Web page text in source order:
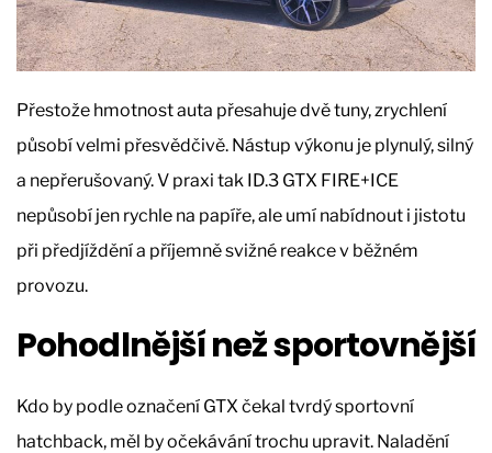
Přestože hmotnost auta přesahuje dvě tuny, zrychlení
působí velmi přesvědčivě. Nástup výkonu je plynulý, silný
a nepřerušovaný. V praxi tak ID.3 GTX FIRE+ICE
nepůsobí jen rychle na papíře, ale umí nabídnout i jistotu
při předjíždění a příjemně svižné reakce v běžném
provozu.
Pohodlnější než sportovnější
Kdo by podle označení GTX čekal tvrdý sportovní
hatchback, měl by očekávání trochu upravit. Naladění